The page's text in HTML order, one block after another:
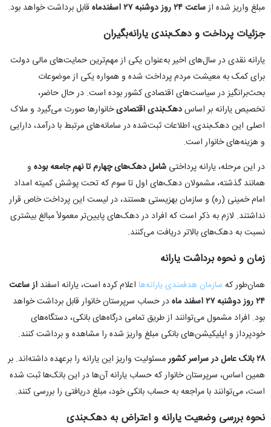
مبلغ واریز شده ازساعت۲۴روز دوشنبه۲۷اسفندماه قابل برداشت خواهد بود.
جزئیات پرداخت و دهک‌بندی یارانه‌بگیران
یارانه نقدی در سال‌های اخیر به‌عنوان یکی از مهم‌ترین حمایت‌های مالی دولت
برای کمک به معیشت مردم پرداخت شده و همواره یکی از موضوعات
بحث‌برانگیز در سیاست‌های اقتصادی کشور بوده است. در حال حاضر،
تخصیص یارانه بر اساسدهک‌بندی اقتصادیخانوارها صورت می‌گیرد و ملاک
اصلی این دهک‌بندی، اطلاعات ثبت‌شده در سامانه‌های مرتبط با درآمد، دارایی
و هزینه‌های خانوار است.
در این مرحله، یارانه پرداختی شامل دهک‌های چهارم تا نهم جامعه بوده و
همانند گذشته، مشمولان دهک‌های اول تا سوم که تحت پوشش کمیته امداد
امام خمینی (ره) و سازمان بهزیستی هستند، در لیست این پرداخت خاص قرار
نداشتند. لازم به ذکر است که افراد در دهک‌های پایین‌تر معمولاً مبالغ بیشتری
نسبت به دهک‌های بالاتر دریافت می‌کنند.
زمان و نحوه برداشت یارانه
همان‌طور که سازمان هدفمندی یارانه‌ها اعلام کرده است، یارانه اسفند از ساعت
۲۴روز دوشنبه۲۷اسفند ماهدر حساب سرپرستان خانوار قابل برداشت خواهد
بود. افراد مشمول می‌توانند از طریق تمامی درگاه‌های بانکی، دستگاه‌های
خودپرداز و اپلیکیشن‌های بانکی مبلغ واریز شده را مشاهده و برداشت کنند.
۲۸بانک عامل در سراسر کشورمسئولیت واریز این یارانه را برعهده داشته‌اند. بر
همین اساس، سرپرستان خانوار که حساب یارانه آن‌ها در این بانک‌ها ثبت شده
است، می‌توانند با مراجعه به حساب بانکی خود، مبلغ دریافتی را بررسی کنند.
نحوه بررسی وضعیت یارانه و اعتراض به دهک‌بندی